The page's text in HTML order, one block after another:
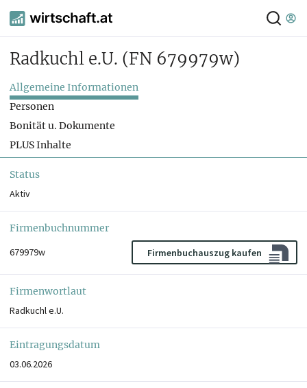
Radkuchl e.U. (FN 679979w)
Allgemeine Informationen
Personen
Bonität u. Dokumente
PLUS Inhalte
Status
Aktiv
Firmenbuchnummer
679979w
Firmenbuchauszug kaufen
Firmenwortlaut
Radkuchl e.U.
Eintragungsdatum
03.06.2026